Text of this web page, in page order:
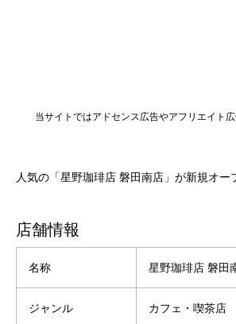
当サイトではアドセンス広告やアフリエイト
人気の「星野珈琲店 磐田南店」が新規オー
店舗情報
名称 星野珈琲店 磐田
ジャンル カフェ・喫茶店